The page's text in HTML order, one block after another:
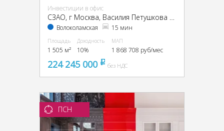
Инвестиции в офис
Волоколамская 15 мин
Площадь
1 505 м²
Доходность
10%
МАП
1 868 708 руб/мес
224 245 000 pуббез НДС
ПСН